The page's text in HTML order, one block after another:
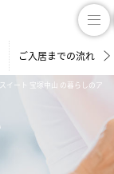
ご入居までの流れ
イート 宝塚中山 の暮らしのアル